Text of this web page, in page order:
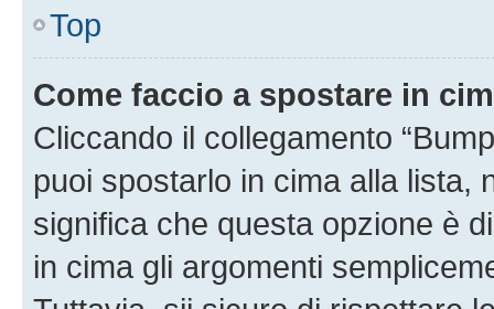
Top
Come faccio a spostare in
Cliccando il collegamento
puoi spostarlo in cima alla lista,
significa che questa opzione è
in cima gli argomenti